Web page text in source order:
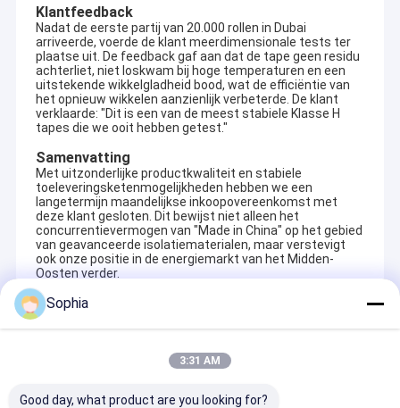
Klantfeedback
Nadat de eerste partij van 20.000 rollen in Dubai
arriveerde, voerde de klant meerdimensionale tests ter
plaatse uit. De feedback gaf aan dat de tape geen residu
achterliet, niet loskwam bij hoge temperaturen en een
uitstekende wikkelgladheid bood, wat de efficiëntie van
het opnieuw wikkelen aanzienlijk verbeterde. De klant
verklaarde: "Dit is een van de meest stabiele Klasse H
tapes die we ooit hebben getest."
Samenvatting
Met uitzonderlijke productkwaliteit en stabiele
toeleveringsketenmogelijkheden hebben we een
langetermijn maandelijkse inkoopovereenkomst met
deze klant gesloten. Dit bewijst niet alleen het
concurrentievermogen van "Made in China" op het gebied
van geavanceerde isolatiematerialen, maar verstevigt
ook onze positie in de energiemarkt van het Midden-
Oosten verder.
Aanbevolen Producten
Sophia
3:31 AM
Good day, what product are you looking for?